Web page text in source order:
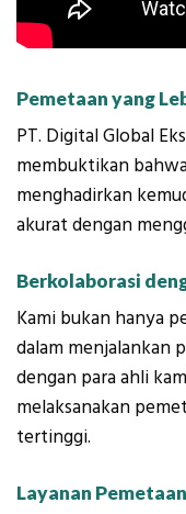
Pemetaan yang
PT. Digital Global
membuktikan
menghadirkan
akurat dengan
Berkolaborasi
Kami bukan hanya
dalam menjalankan
dengan para ahli
melaksanakan
tertinggi.
Layanan